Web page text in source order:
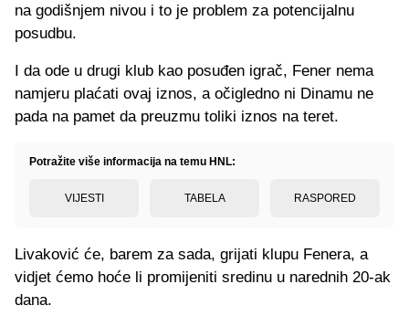
na godišnjem nivou i to je problem za potencijalnu
posudbu.
I da ode u drugi klub kao posuđen igrač, Fener nema
namjeru plaćati ovaj iznos, a očigledno ni Dinamu ne
pada na pamet da preuzmu toliki iznos na teret.
Potražite više informacija na temu HNL:
VIJESTI TABELA RASPORED
Livaković će, barem za sada, grijati klupu Fenera, a
vidjet ćemo hoće li promijeniti sredinu u narednih 20-ak
dana.